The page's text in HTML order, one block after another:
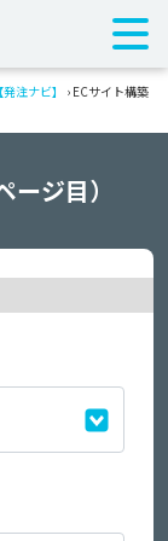
注ナビ】 › ECサイト構築
ジ目）